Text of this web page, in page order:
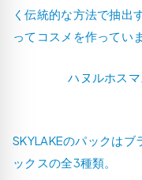
く伝統的な方法で抽出
ってコスメを作ってい
ハヌルホス
SKYLAKEのパックは
ックスの全3種類。